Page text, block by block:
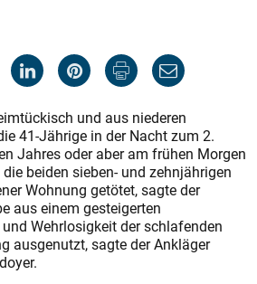
und aus niederen
41-Jährige in der Nacht zum 2.
Jahres oder aber am frühen Morgen
beiden sieben- und zehnjährigen
Wohnung getötet, sagte der
aus einem gesteigerten
Wehrlosigkeit der schlafenden
ausgenutzt, sagte der Ankläger